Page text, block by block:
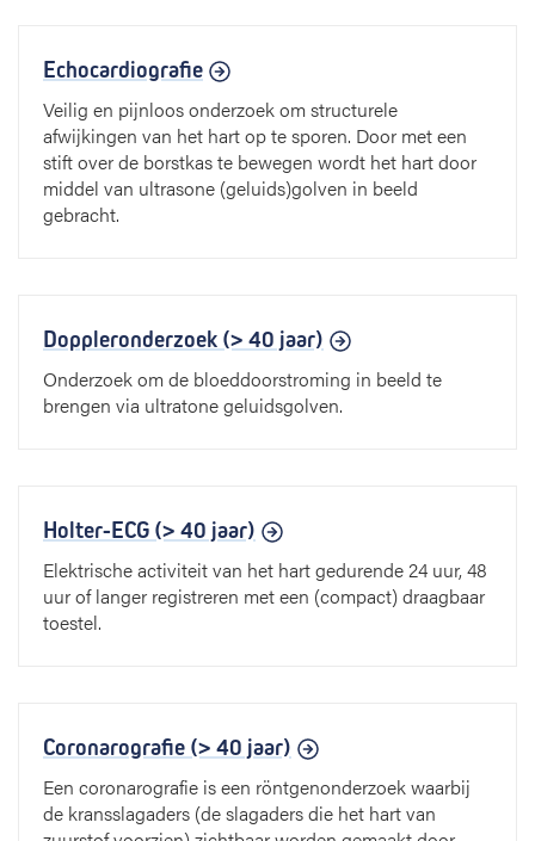
Echocardiografie
Veilig en pijnloos onderzoek om structurele
afwijkingen van het hart op te sporen. Door met een
stift over de borstkas te bewegen wordt het hart door
middel van ultrasone (geluids)golven in beeld
gebracht.
Doppleronderzoek (> 40 jaar)
Onderzoek om de bloeddoorstroming in beeld te
brengen via ultratone geluidsgolven.
Holter-ECG (> 40 jaar)
Elektrische activiteit van het hart gedurende 24 uur, 48
uur of langer registreren met een (compact) draagbaar
toestel.
Coronarografie (> 40 jaar)
Een coronarografie is een röntgenonderzoek waarbij
de kransslagaders (de slagaders die het hart van